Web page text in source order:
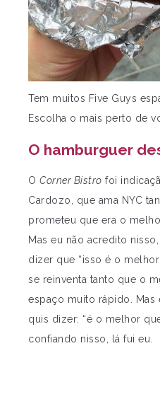
Tem muitos Five Guys
Escolha o mais perto de
O hamburguer
O Corner Bistro foi
Cardozo, que ama NYC
prometeu que era o
Mas eu não acredito
dizer que “isso é o
se reinventa tanto que o
espaço muito rápido. Mas
quis dizer: “é o melhor
confiando nisso, lá fui eu.